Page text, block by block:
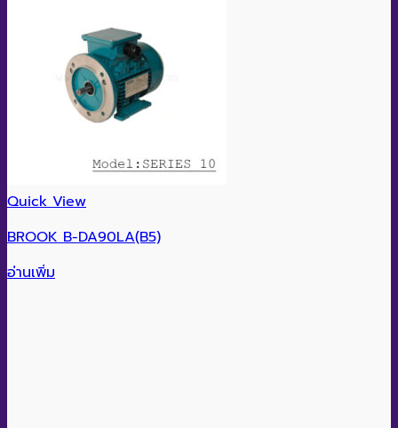
Quick View
BROOK B-DA90LA(B5)
อ่านเพิ่ม